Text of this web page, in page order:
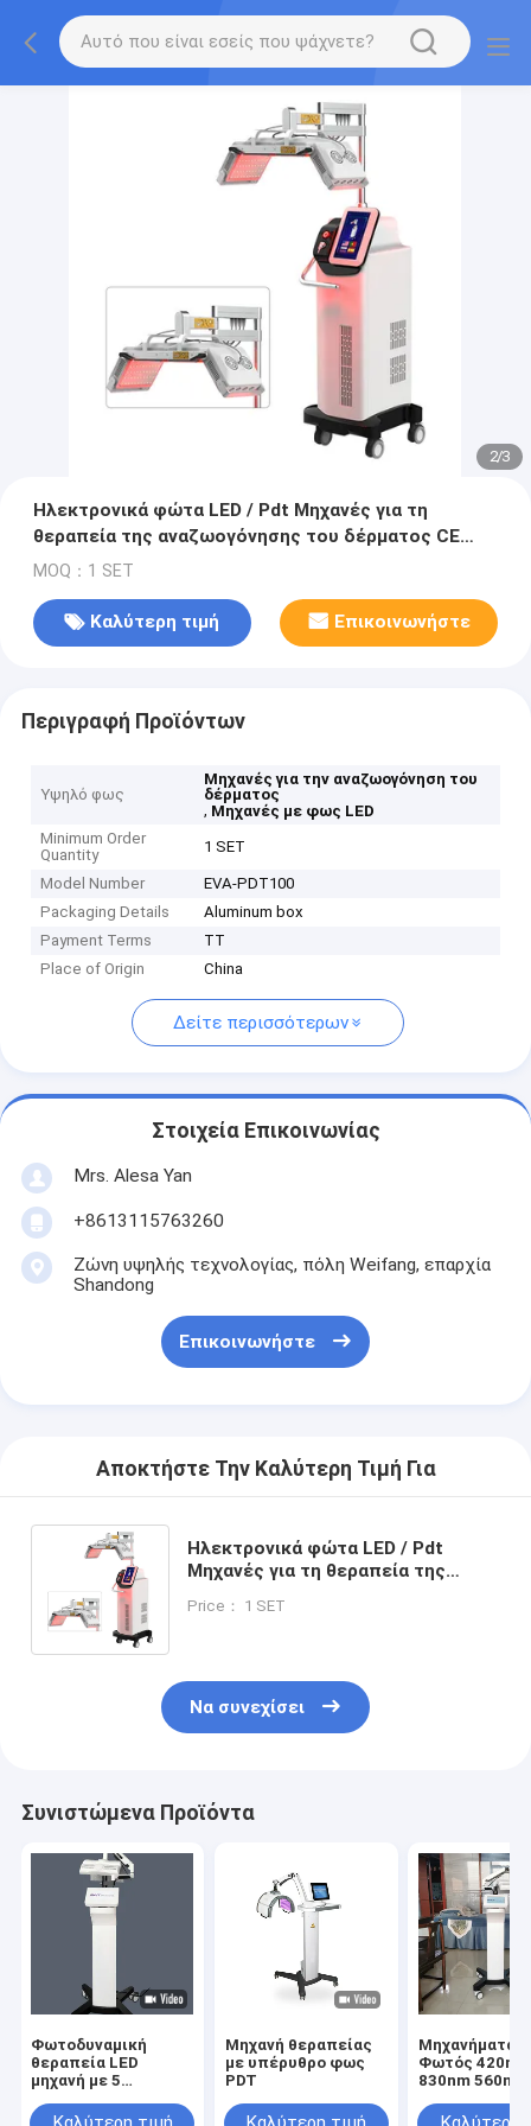
2/3
Ηλεκτρονικά φώτα LED / Pdt Μηχανές για τη
θεραπεία της αναζωογόνησης του δέρματος CE
FDA ISO13485 πιστοποιημένο
MOQ：1 SET
Καλύτερη τιμή Επικοινωνήστε
Περιγραφή Προϊόντων
Υψηλό φως
Μηχανές για την αναζωογόνηση του
δέρματος
, Μηχανές με φως LED
Minimum Order
Quantity
1 SET
Model Number
EVA-PDT100
Packaging Details
Aluminum box
Payment Terms
TT
Place of Origin
China
Δείτε περισσότερων
Στοιχεία Επικοινωνίας
Mrs. Alesa Yan
+8613115763260
Ζώνη υψηλής τεχνολογίας, πόλη Weifang, επαρχία
Shandong
Επικοινωνήστε
Αποκτήστε Την Καλύτερη Τιμή Για
Ηλεκτρονικά φώτα LED / Pdt
Μηχανές για τη θεραπεία της
FDA ISO13485 πιστοποιημένο
Price： 1 SET
Να συνεχίσει
Συνιστώμενα Προϊόντα
Φωτοδυναμική
θεραπεία LED
μηχανή με 5
Μηχανή θεραπείας
με υπέρυθρο φως
PDT
Μηχανήματα
Φωτός 420nm
830nm 560nm